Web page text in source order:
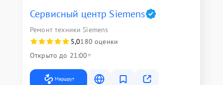
Сервисный центр Siemens
Ремонт техники Siemens
5,0180 оценки
Открыто до 21:00
Маршрут